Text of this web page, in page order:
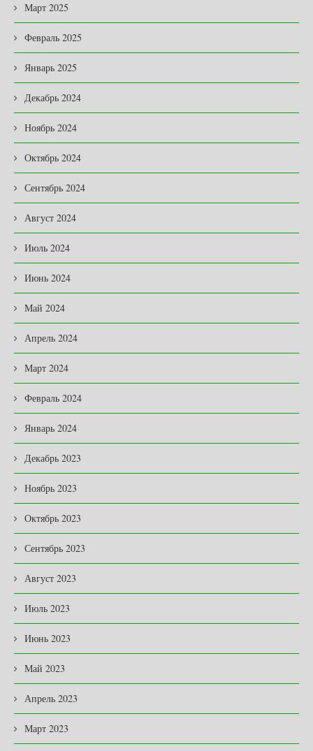
Март 2025
Февраль 2025
Январь 2025
Декабрь 2024
Ноябрь 2024
Октябрь 2024
Сентябрь 2024
Август 2024
Июль 2024
Июнь 2024
Май 2024
Апрель 2024
Март 2024
Февраль 2024
Январь 2024
Декабрь 2023
Ноябрь 2023
Октябрь 2023
Сентябрь 2023
Август 2023
Июль 2023
Июнь 2023
Май 2023
Апрель 2023
Март 2023